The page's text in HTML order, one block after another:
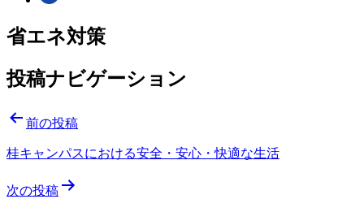
省エネ対策
投稿ナビゲーション
前の投稿
桂キャンパスにおける安全・安心・快適な生活
次の投稿